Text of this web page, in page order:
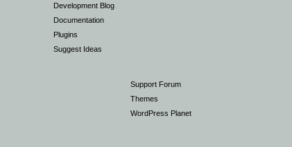
Development Blog
Documentation
Plugins
Suggest Ideas
Support Forum
Themes
WordPress Planet